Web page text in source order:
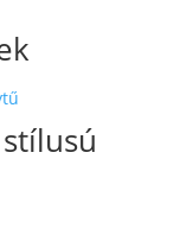
stílusú